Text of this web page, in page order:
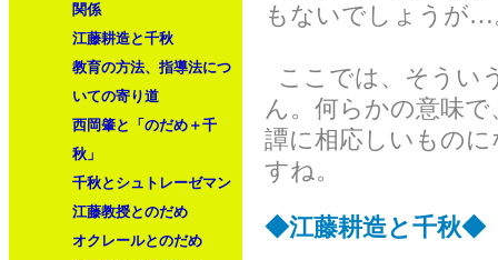
関係
江藤耕造と千秋
教育の方法、指導法につ
いての寄り道
西岡肇と「のだめ＋千
秋」
千秋とシュトレーゼマン
江藤教授とのだめ
オクレールとのだめ
もないでしょうが…
ここでは、そうい
ん。何らかの意味
譚に相応しいもの
すね。
◆江藤耕造と千秋◆